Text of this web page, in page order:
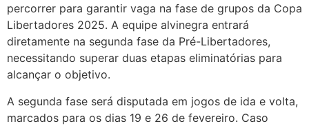
percorrer para garantir vaga na fase de grupos da Copa
Libertadores 2025. A equipe alvinegra entrará
diretamente na segunda fase da Pré-Libertadores,
necessitando superar duas etapas eliminatórias para
alcançar o objetivo.
A segunda fase será disputada em jogos de ida e volta,
marcados para os dias 19 e 26 de fevereiro. Caso